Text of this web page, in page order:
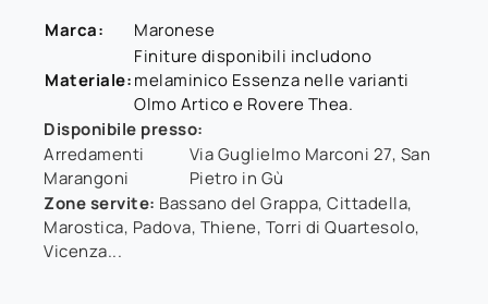
Marca:
Maronese
Materiale:
Finiture disponibili includono
melaminico Essenza nelle varianti
Olmo Artico e Rovere Thea.
Disponibile presso:
Arredamenti
Marangoni
Via Guglielmo Marconi 27, San
Pietro in Gù
Zone servite: Bassano del Grappa, Cittadella,
Marostica, Padova, Thiene, Torri di Quartesolo,
Vicenza...